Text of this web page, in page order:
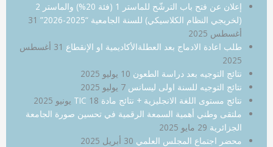
إعلان عن فتح باب الترشّح للماستر 1 (فئة 20%) والماستر 2
(لخريجي النظام الكلاسيكي) للسنة الجامعية “2025-2026”
31
أغسطس 2025
طلب اعادة الادماج بعد العطلةالأكاديمية او الإنقطاع
31 أغسطس
2025
نتائج التوجيه بعد دراسة الطعون 10 يوليو 2025
نتائج التوجيه للسنة اولى ليسانس 7 يوليو 2025
نتائج مستوى اللغة الانجليزية + نتائج مادة TIC 18 يونيو 2025
ملتقى وطني أهمية السمعة الرقمية في تحسين صورة الجامعة
الجزائرية 29 مايو 2025
محضر اجتماع المجلس العلمي 30 أبريل 2025